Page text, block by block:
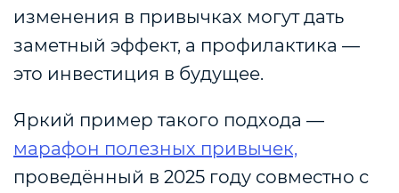
изменения в привычках могут дать
заметный эффект, а профилактика —
это инвестиция в будущее.
Яркий пример такого подхода —
марафон полезных привычек,
проведённый в 2025 году совместно с